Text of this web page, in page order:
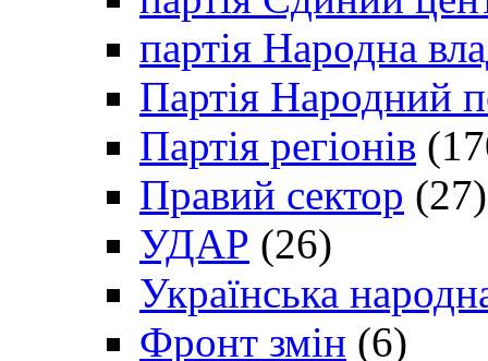
партія Народна
Партія Народний
Партія регіонів
Правий сектор (27)
УДАР (26)
Українська
Фронт змін (6)